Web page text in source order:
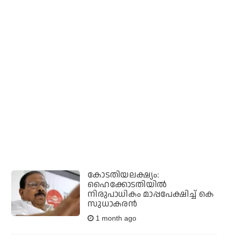
കോടതിയലക്ഷ്യം:
ഹൈക്കോടതിയില്‍
നിരുപാധികം മാപ്പപേക്ഷിച്ച് കെ
സുധാകരന്‍
1 month ago